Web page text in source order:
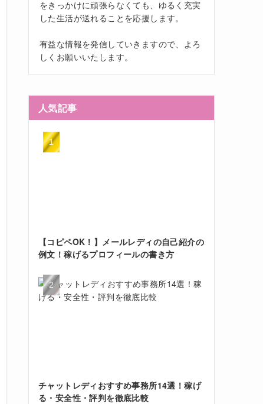
をきっかけに頑張らなくても、ゆるく充実
した生活が送れることを応援します。
有益な情報を発信していきますので、よろ
しくお願いいたします。
人気記事
【コピペOK！】メールレディの自己紹介の
例文！稼げるプロフィールの書き方
チャットレディおすすめ事務所14選！稼げ
る・安全性・評判を徹底比較